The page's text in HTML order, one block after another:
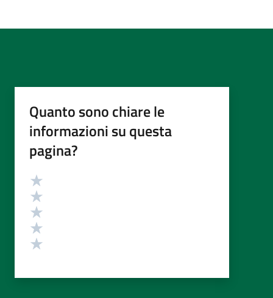
Quanto sono chiare le
informazioni su questa
pagina?
Valutazione